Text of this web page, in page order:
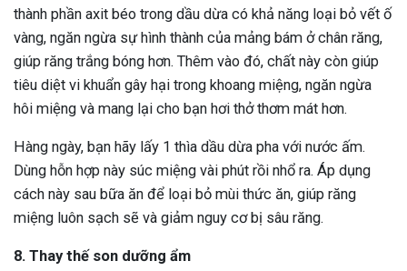
thành phần axit béo trong dầu dừa có khả năng loại bỏ vết ố
vàng, ngăn ngừa sự hình thành của mảng bám ở chân răng,
giúp răng trắng bóng hơn. Thêm vào đó, chất này còn giúp
tiêu diệt vi khuẩn gây hại trong khoang miệng, ngăn ngừa
hôi miệng và mang lại cho bạn hơi thở thơm mát hơn.
Hàng ngày, bạn hãy lấy 1 thìa dầu dừa pha với nước ấm.
Dùng hỗn hợp này súc miệng vài phút rồi nhổ ra. Áp dụng
cách này sau bữa ăn để loại bỏ mùi thức ăn, giúp răng
miệng luôn sạch sẽ và giảm nguy cơ bị sâu răng.
8. Thay thế son dưỡng ẩm